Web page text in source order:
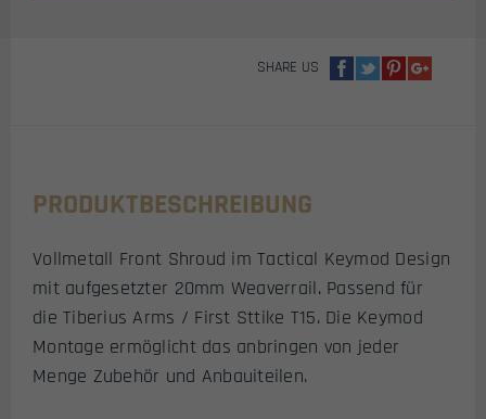
SHARE US
PRODUKTBESCHREIBUNG
Vollmetall Front Shroud im Tactical Keymod Design
mit aufgesetzter 20mm Weaverrail. Passend für
die Tiberius Arms / First Sttike T15. Die Keymod
Montage ermöglicht das anbringen von jeder
Menge Zubehör und Anbauiteilen.